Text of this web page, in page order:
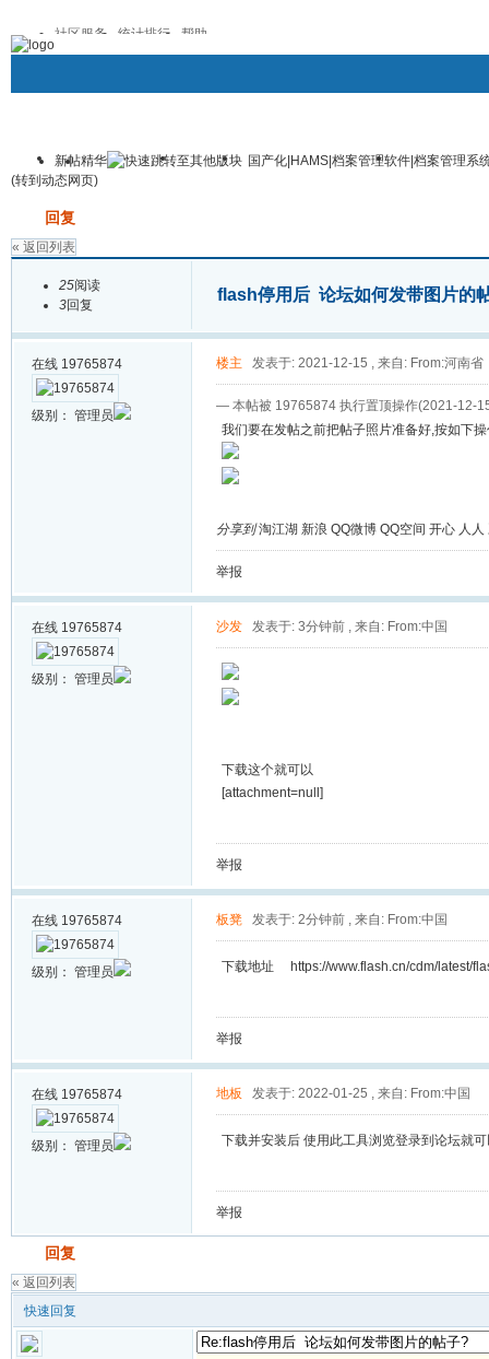
社区服务 统计排行 帮助
华文档案官网 论坛 档案管理系统专区 人事档案
新帖精华
国产化|HAMS|档案管理软件|档案管理系
(转到动态网页)
回复
« 返回列表
25阅读
3回复
flash停用后 论坛如何发带图片的
在线 19765874
级别： 管理员
楼主 发表于: 2021-12-15 , 来自: From:河南省
— 本帖被 19765874 执行置顶操作(2021-12-
我们要在发帖之前把帖子照片准备好,按如下
分享到 淘江湖 新浪 QQ微博 QQ空间 开心 人人
举报
在线 19765874
级别： 管理员
沙发 发表于: 3分钟前 , 来自: From:中国
下载这个就可以
[attachment=null]
举报
在线 19765874
级别： 管理员
板凳 发表于: 2分钟前 , 来自: From:中国
下载地址 https://www.flash.cn/cdm/latest/
举报
在线 19765874
级别： 管理员
地板 发表于: 2022-01-25 , 来自: From:中国
下载并安装后 使用此工具浏览登录到论坛就
举报
回复
« 返回列表
快速回复